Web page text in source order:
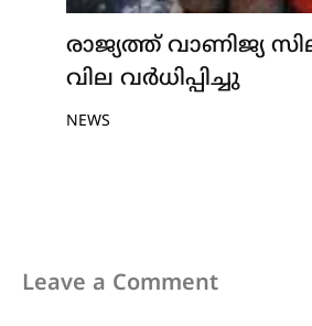
രാജ്യത്ത് വാണിജ്യ
വില വർധിപ്പിച്ചു
NEWS
Leave a Comment